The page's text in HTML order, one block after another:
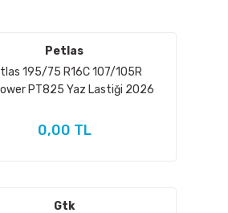
Petlas
195/75 R16C 107/105R
PT825 Yaz Lastiği 2026
0,00 TL
Gtk